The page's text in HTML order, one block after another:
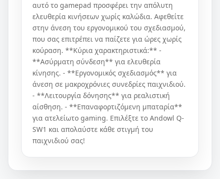
αυτό το gamepad προσφέρει την απόλυτη
ελευθερία κινήσεων χωρίς καλώδια. Αφεθείτε
στην άνεση του εργονομικού του σχεδιασμού,
που σας επιτρέπει να παίζετε για ώρες χωρίς
κούραση. **Κύρια χαρακτηριστικά:** -
**Ασύρματη σύνδεση** για ελευθερία
κίνησης. - **Εργονομικός σχεδιασμός** για
άνεση σε μακροχρόνιες συνεδρίες παιχνιδιού.
- **Λειτουργία δόνησης** για ρεαλιστική
αίσθηση. - **Επαναφορτιζόμενη μπαταρία**
για ατελείωτο gaming. Επιλέξτε το Andowl Q-
SW1 και απολαύστε κάθε στιγμή του
παιχνιδιού σας!